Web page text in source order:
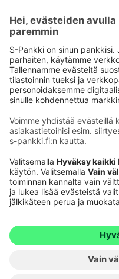
Käyttöehdot
Saavutettavuusseloste
Evästeet
Verkkopalvelujen käytön